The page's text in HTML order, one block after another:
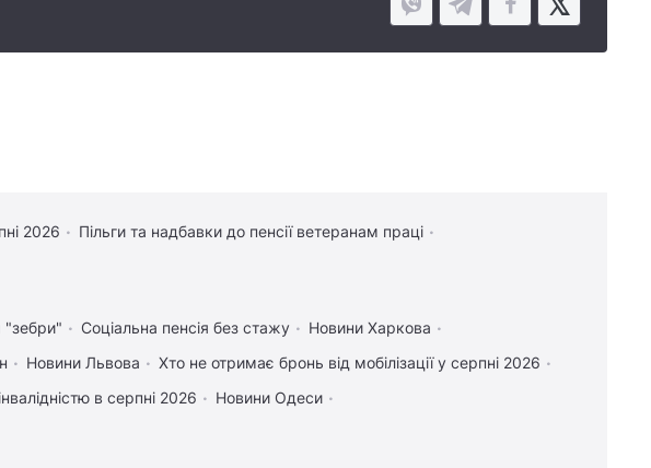
2026
Пільги та надбавки до пенсії ветеранам праці
"зебри" Соціальна пенсія без стажу
Новини Харкова
Новини Львова
Хто не отримає бронь від мобілізації у серпні 2026
в серпні 2026
Новини Одеси